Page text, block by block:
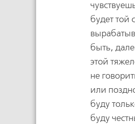
будет той
быть,
этой
не
или
буду
буду